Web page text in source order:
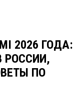
2026 ГОДА:
РОССИИ,
ПО